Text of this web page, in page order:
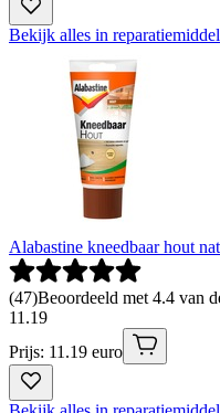
Bekijk alles in reparatiemiddel
Alabastine kneedbaar hout
(47)Beoordeeld met 4.4 van
11 .19
Prijs: 11.19 euro